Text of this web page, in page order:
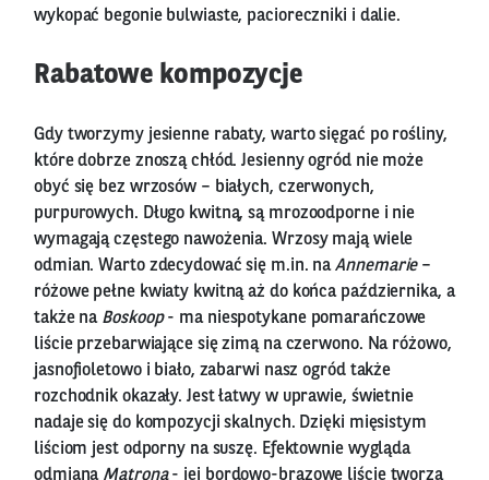
wykopać begonie bulwiaste, pacioreczniki i dalie.
Rabatowe kompozycje
Gdy tworzymy jesienne rabaty, warto sięgać po rośliny,
które dobrze znoszą chłód. Jesienny ogród nie może
obyć się bez wrzosów – białych, czerwonych,
purpurowych. Długo kwitną, są mrozoodporne i nie
wymagają częstego nawożenia. Wrzosy mają wiele
odmian. Warto zdecydować się m.in. naAnnemarie–
różowe pełne kwiaty kwitną aż do końca października, a
także na Boskoop- ma niespotykane pomarańczowe
liście przebarwiające się zimą na czerwono. Na różowo,
jasnofioletowo i biało, zabarwi nasz ogród także
rozchodnik okazały. Jest łatwy w uprawie, świetnie
nadaje się do kompozycji skalnych. Dzięki mięsistym
liściom jest odporny na suszę. Efektownie wygląda
odmiana Matrona- jej bordowo-brązowe liście tworzą